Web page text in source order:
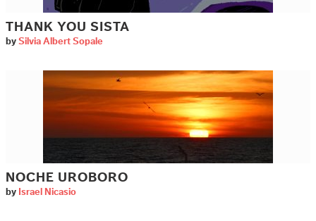
THANK YOU SISTA
by Silvia Albert Sopale
NOCHE UROBORO
by Israel Nicasio